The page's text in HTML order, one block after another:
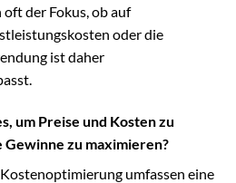
der Fokus, ob auf
oder die
ist daher
um Preise und Kosten zu
zu maximieren?
umfassen eine